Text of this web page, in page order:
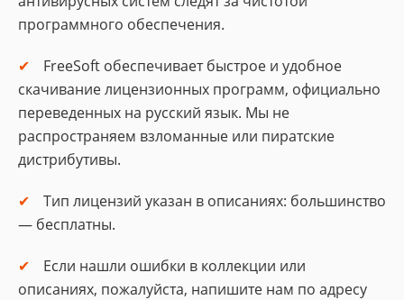
программного обеспечения.
FreeSoft обеспечивает быстрое и удобное
скачивание лицензионных программ, официально
переведенных на русский язык. Мы не
распространяем взломанные или пиратские
дистрибутивы.
Тип лицензий указан в описаниях: большинство
— бесплатны.
Если нашли ошибки в коллекции или
описаниях, пожалуйста, напишите нам по адресу